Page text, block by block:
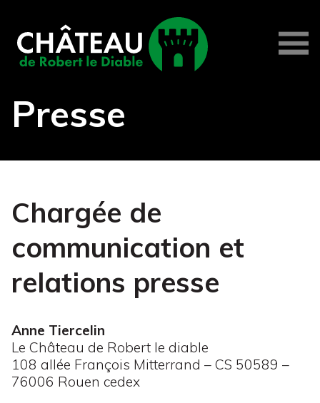
de
Robert
Presse
Chargée de
communication et
relations presse
Anne Tiercelin
Le Château de Robert le diable
108 allée François Mitterrand – CS 50589 –
76006 Rouen cedex